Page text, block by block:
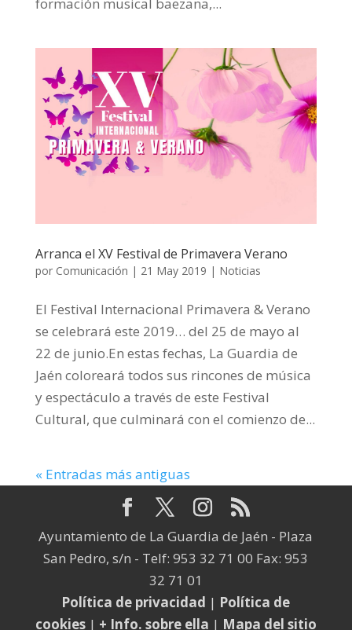
Arranca el XV Festival de Primavera Verano
por Comunicación | 21 May 2019 | Noticias
El Festival Internacional Primavera & Verano
se celebrará este 2019… del 25 de mayo al
22 de junio.En estas fechas, La Guardia de
Jaén coloreará todos sus rincones de música
y espectáculo a través de este Festival
Cultural, que culminará con el comienzo de...
« Entradas más antiguas
Ayuntamiento de La Guardia de Jaén - Plaza
San Pedro, s/n - Telf: 953 32 71 00 Fax: 953
32 71 01
Política de privacidad | Política de
cookies| + Info. sobre ella | Mapa del sitio